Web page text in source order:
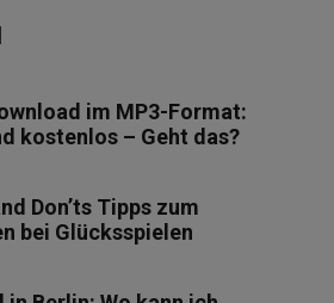
im MP3-Format:
kostenlos – Geht das?
Don’ts Tipps zum
bei Glücksspielen